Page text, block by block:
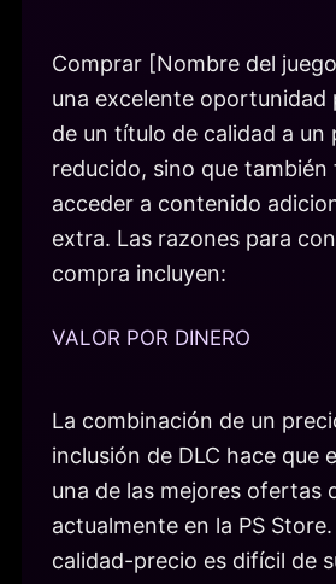
Comprar [Nombre del
una excelente oportunidad
de un título de calidad a un
reducido, sino que
acceder a contenido
extra. Las razones para
compra incluyen:
VALOR POR DINERO
La combinación de un
inclusión de DLC hace que
una de las mejores ofertas
actualmente en la PS
calidad-precio es difícil de